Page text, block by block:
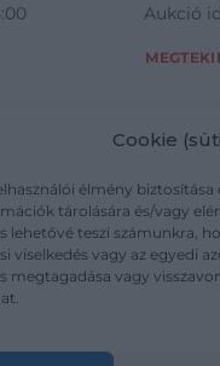
Cookie
élmény
tárolására és/vagy
lehetővé teszi számunkra,
viselkedés vagy az egyedi
megtagadása vagy
Aukció
adatkezelesi-tajekoztato/